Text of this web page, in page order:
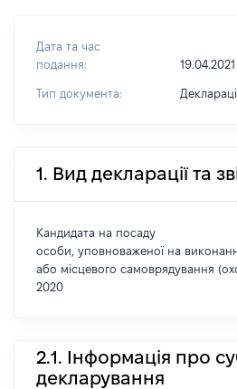
Дата та час
подання:
19.04.2021
Тип документа:
1. Вид декларації та
Кандидата на посаду
особи, уповноваженої на
або місцевого самоврядування
2020
2.1. Інформація про
декларування